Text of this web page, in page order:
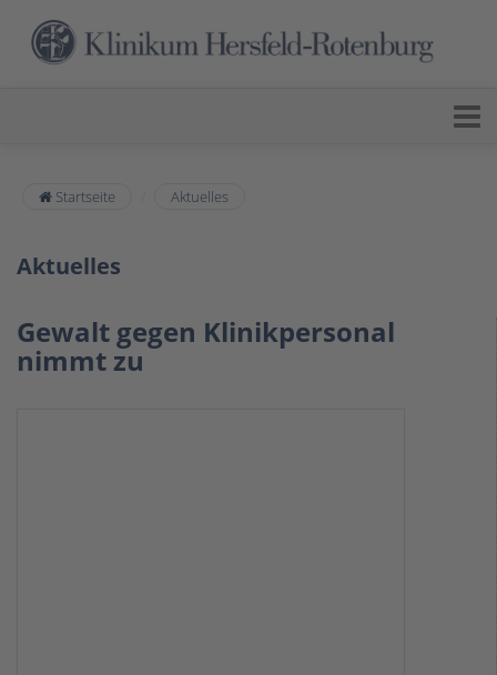
Startseite Aktuelles
Aktuelles
Gewalt gegen Klinikpersonal
nimmt zu